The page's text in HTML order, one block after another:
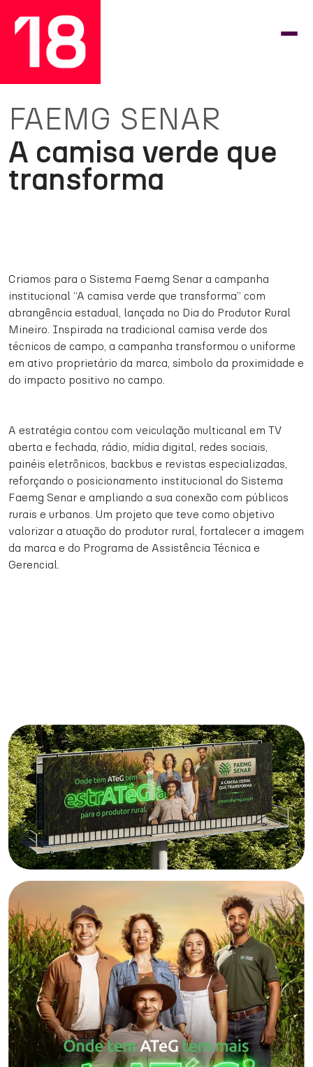
FAEMG SENAR
A camisa verde que
transforma
Criamos para o Sistema Faemg Senar a campanha
institucional “A camisa verde que transforma” com
abrangência estadual, lançada no Dia do Produtor Rural
Mineiro. Inspirada na tradicional camisa verde dos
técnicos de campo, a campanha transformou o uniforme
em ativo proprietário da marca, símbolo da proximidade e
do impacto positivo no campo.
A estratégia contou com veiculação multicanal em TV
aberta e fechada, rádio, mídia digital, redes sociais,
painéis eletrônicos, backbus e revistas especializadas,
reforçando o posicionamento institucional do Sistema
Faemg Senar e ampliando a sua conexão com públicos
rurais e urbanos. Um projeto que teve como objetivo
valorizar a atuação do produtor rural, fortalecer a imagem
da marca e do Programa de Assistência Técnica e
Gerencial.